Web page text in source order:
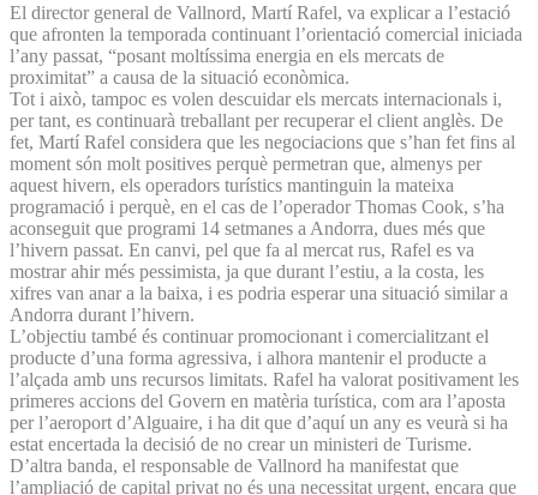
El director general de Vallnord, Martí Rafel, va explicar a l’estació
que afronten la temporada continuant l’orientació comercial iniciada
l’any passat, “posant moltíssima energia en els mercats de
proximitat” a causa de la situació econòmica.
Tot i això, tampoc es volen descuidar els mercats internacionals i,
per tant, es continuarà treballant per recuperar el client anglès. De
fet, Martí Rafel considera que les negociacions que s’han fet fins al
moment són molt positives perquè permetran que, almenys per
aquest hivern, els operadors turístics mantinguin la mateixa
programació i perquè, en el cas de l’operador Thomas Cook, s’ha
aconseguit que programi 14 setmanes a Andorra, dues més que
l’hivern passat. En canvi, pel que fa al mercat rus, Rafel es va
mostrar ahir més pessimista, ja que durant l’estiu, a la costa, les
xifres van anar a la baixa, i es podria esperar una situació similar a
Andorra durant l’hivern.
L’objectiu també és continuar promocionant i comercialitzant el
producte d’una forma agressiva, i alhora mantenir el producte a
l’alçada amb uns recursos limitats. Rafel ha valorat positivament les
primeres accions del Govern en matèria turística, com ara l’aposta
per l’aeroport d’Alguaire, i ha dit que d’aquí un any es veurà si ha
estat encertada la decisió de no crear un ministeri de Turisme.
D’altra banda, el responsable de Vallnord ha manifestat que
l’ampliació de capital privat no és una necessitat urgent, encara que